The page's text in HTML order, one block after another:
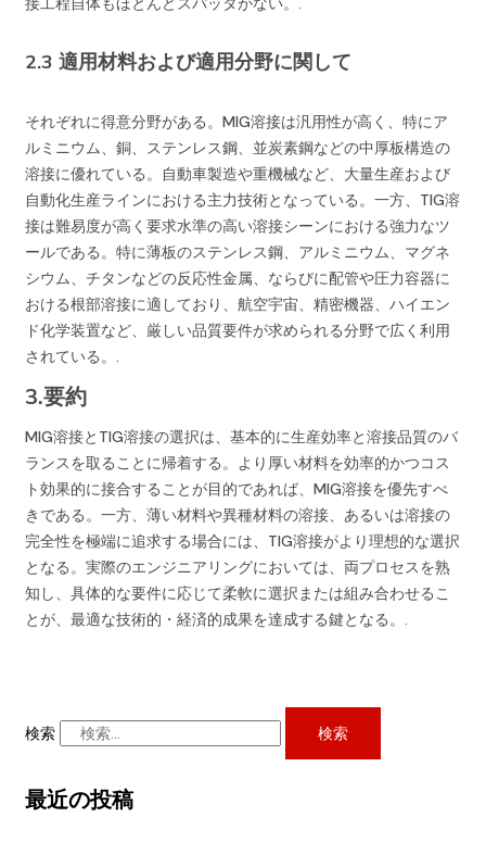
2.3 適用材料および適用分野に関して
それぞれに得意分野がある。MIG溶接は汎用性が高く、特にア
ルミニウム、銅、ステンレス鋼、並炭素鋼などの中厚板構造の
溶接に優れている。自動車製造や重機械など、大量生産および
自動化生産ラインにおける主力技術となっている。一方、TIG溶
接は難易度が高く要求水準の高い溶接シーンにおける強力なツ
ールである。特に薄板のステンレス鋼、アルミニウム、マグネ
シウム、チタンなどの反応性金属、ならびに配管や圧力容器に
おける根部溶接に適しており、航空宇宙、精密機器、ハイエン
ド化学装置など、厳しい品質要件が求められる分野で広く利用
されている。.
3.要約
MIG溶接とTIG溶接の選択は、基本的に生産効率と溶接品質のバ
ランスを取ることに帰着する。より厚い材料を効率的かつコス
ト効果的に接合することが目的であれば、MIG溶接を優先すべ
きである。一方、薄い材料や異種材料の溶接、あるいは溶接の
完全性を極端に追求する場合には、TIG溶接がより理想的な選択
となる。実際のエンジニアリングにおいては、両プロセスを熟
知し、具体的な要件に応じて柔軟に選択または組み合わせるこ
とが、最適な技術的・経済的成果を達成する鍵となる。.
検索 検索
最近の投稿